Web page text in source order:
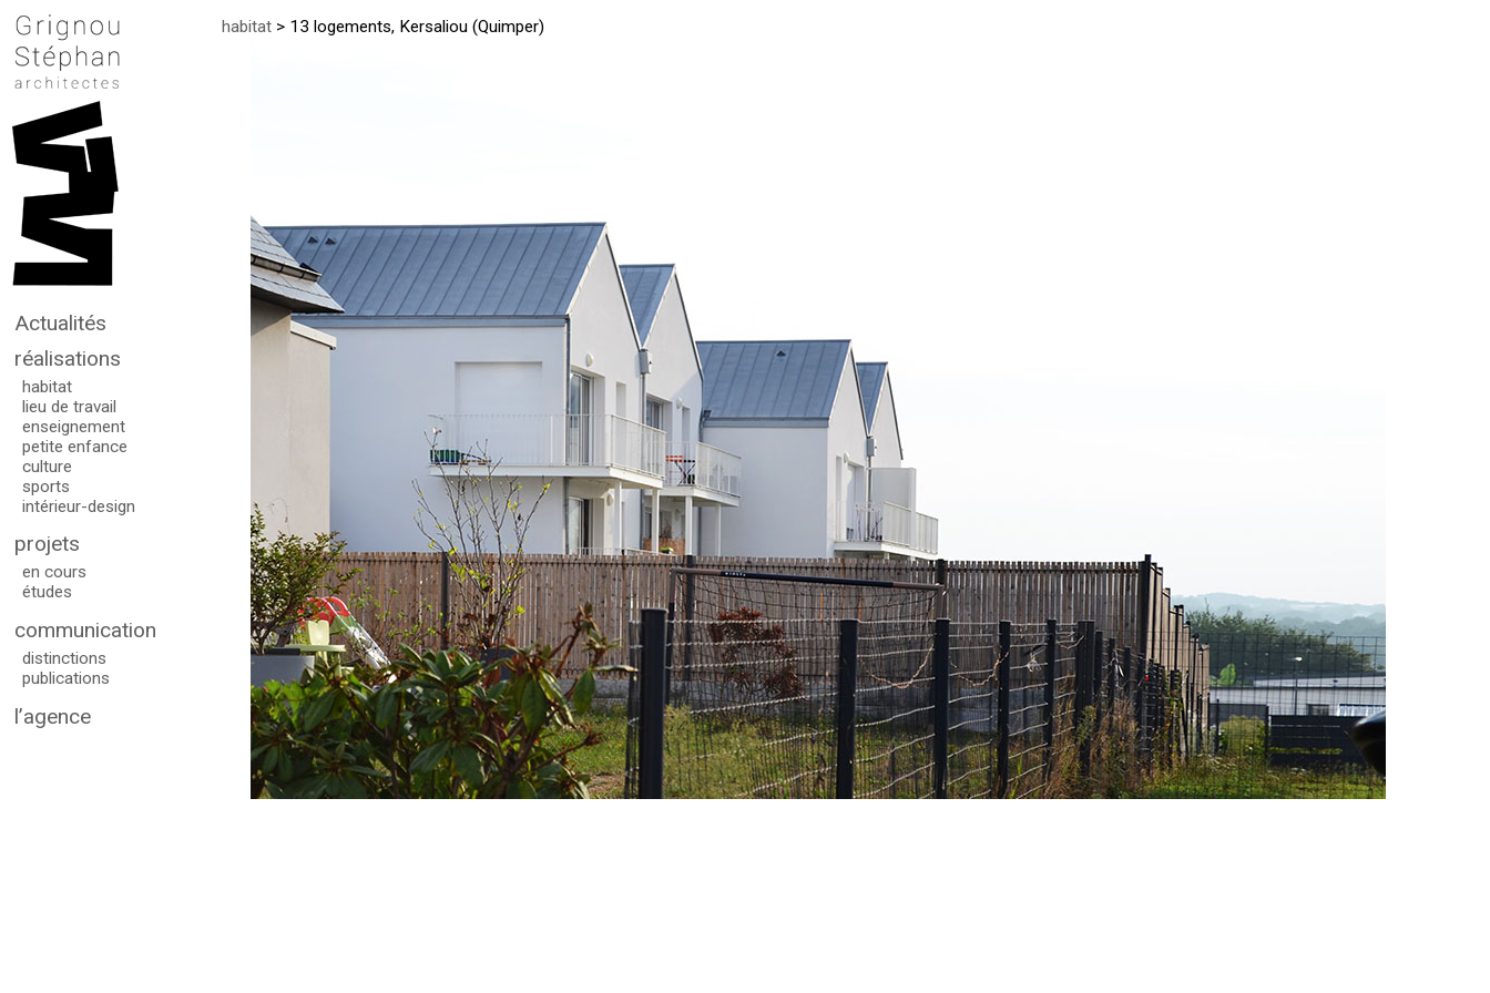
Actualités
réalisations
habitat
lieu de travail
enseignement
petite enfance
culture
sports
intérieur-design
projets
en cours
études
communication
distinctions
publications
l’agence
habitat > 13 logements, Kersaliou (Quimper)